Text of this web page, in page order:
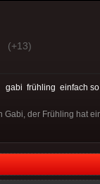
(+13)
gabi frühling einfach so
der Frühling hat